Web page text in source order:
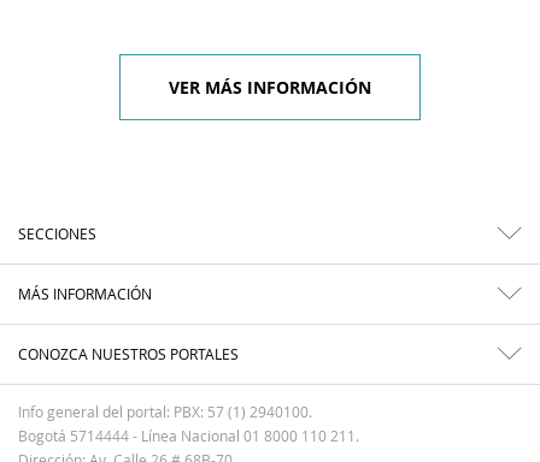
VER MÁS INFORMACIÓN
SECCIONES
MÁS INFORMACIÓN
CONOZCA NUESTROS PORTALES
Info general del portal: PBX: 57 (1) 2940100.
Bogotá 5714444 - Línea Nacional 01 8000 110 211.